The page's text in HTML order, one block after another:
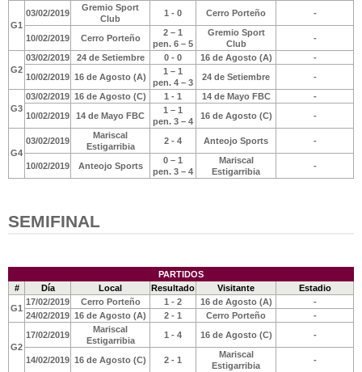
G1
03/02/2019
Gremio Sport
Club
1 - 0 Cerro Porteño -
10/02/2019 Cerro Porteño
2 – 1
pen. 6 – 5
Gremio Sport
Club
-
G2
03/02/2019 24 de Setiembre 0 - 0 16 de Agosto (A)
-
10/02/2019 16 de Agosto (A)
1 – 1
pen. 4 – 3
24 de Setiembre -
G3
03/02/2019 16 de Agosto (C) 1 - 1 14 de Mayo FBC
-
10/02/2019
14 de Mayo FBC
1 – 1
pen. 3 – 4
16 de Agosto (C) -
G4
03/02/2019
Mariscal
Estigarribia
2 - 4 Anteojo Sports -
10/02/2019 Anteojo Sports
0 – 1
pen. 3 – 4
Mariscal
Estigarribia
-
SEMIFINAL
PARTIDOS
#
Día Local Resultado Visitante Estadio
G1
17/02/2019 Cerro Porteño 1 - 2 16 de Agosto (A)
-
24/02/2019 16 de Agosto (A) 2 - 1 Cerro Porteño -
G2
17/02/2019
Mariscal
Estigarribia
1 - 4 16 de Agosto (C) -
14/02/2019 16 de Agosto (C) 2 - 1
Mariscal
Estigarribia
-